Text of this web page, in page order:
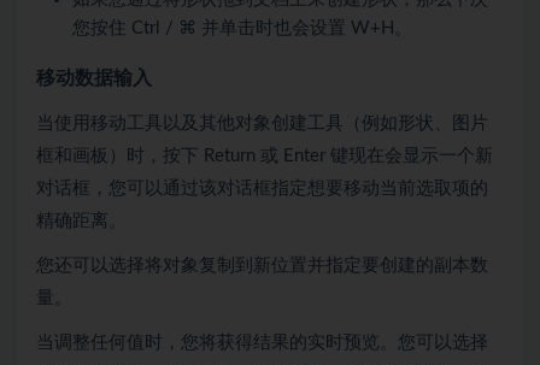
您按住 Ctrl / ⌘ 并单击时也会设置 W+H。
移动数据输入
当使用移动工具以及其他对象创建工具（例如形状、图片
框和画板）时，按下 Return 或 Enter 键现在会显示一个新
对话框，您可以通过该对话框指定想要移动当前选取项的
精确距离。
您还可以选择将对象复制到新位置并指定要创建的副本数
量。
当调整任何值时，您将获得结果的实时预览。您可以选择